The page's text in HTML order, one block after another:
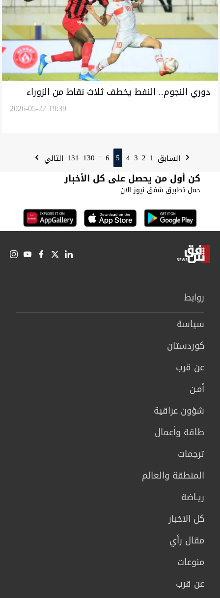
دوري النجوم.. النفط يخطف ثلاث نقاط من الزوراء
2026-05-27 19:39
السابق 1
2
3
4
5
6
...
130
131 التالي
كن أول من يحصل على كل الأخبار
حمل تطبيق شفق نيوز الان
روابط
سیاسة
كوردستان
عن قرب
أمـن
شؤون عراقية
طاقة وأعمال
ترجمات
المنطقة والعالم
ريـاضة
كل الاخبار
مقال رأي
منوعات
عن قرب